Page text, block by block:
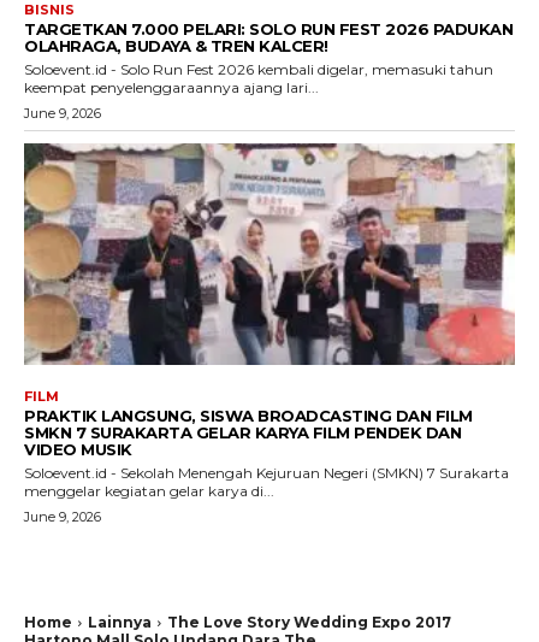
BISNIS
TARGETKAN 7.000 PELARI: SOLO RUN FEST 2026 PADUKAN
OLAHRAGA, BUDAYA & TREN KALCER!
Soloevent.id - Solo Run Fest 2026 kembali digelar, memasuki tahun
keempat penyelenggaraannya ajang lari...
June 9, 2026
FILM
PRAKTIK LANGSUNG, SISWA BROADCASTING DAN FILM
SMKN 7 SURAKARTA GELAR KARYA FILM PENDEK DAN
VIDEO MUSIK
Soloevent.id - Sekolah Menengah Kejuruan Negeri (SMKN) 7 Surakarta
menggelar kegiatan gelar karya di...
June 9, 2026